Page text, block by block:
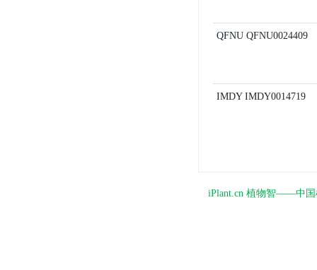
QFNU QFNU0024409
IMDYIMDY0014719
iPlant.cn 植物智——中国